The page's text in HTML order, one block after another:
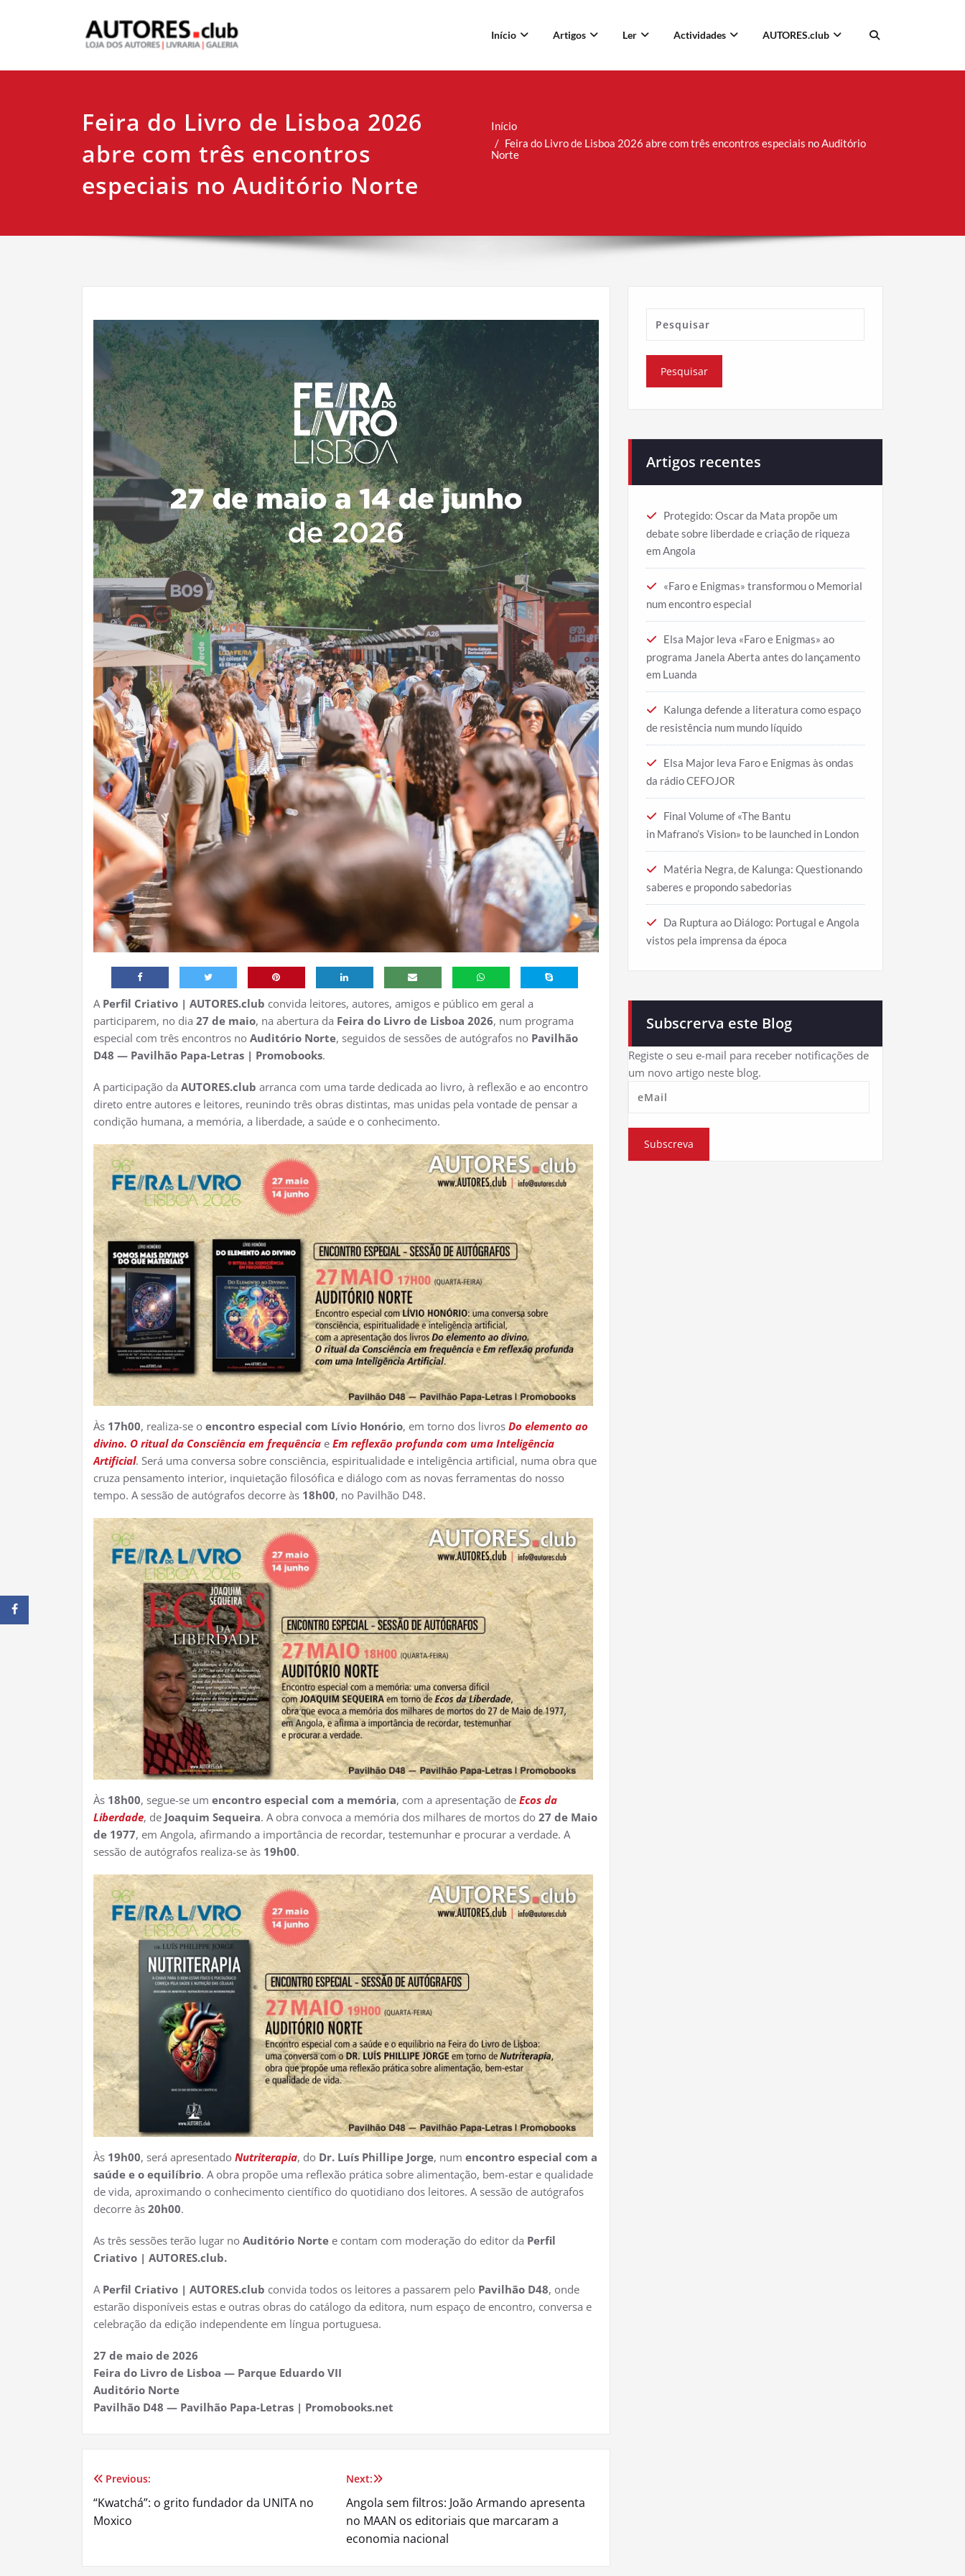
Início Artigos Ler Actividades AUTORES.club
Feira do Livro de Lisboa 2026
abre com três encontros
especiais no Auditório Norte
Início
Feira do Livro de Lisboa 2026 abre com três encontros especiais no Auditório
Norte
A Perfil Criativo | AUTORES.club convida leitores, autores, amigos e público em geral a
participarem, no dia 27 de maio, na abertura da Feira do Livro de Lisboa 2026, num programa
especial com três encontros no Auditório Norte, seguidos de sessões de autógrafos no Pavilhão
D48 — Pavilhão Papa-Letras | Promobooks.
A participação da AUTORES.club arranca com uma tarde dedicada ao livro, à reflexão e ao encontro
direto entre autores e leitores, reunindo três obras distintas, mas unidas pela vontade de pensar a
condição humana, a memória, a liberdade, a saúde e o conhecimento.
Às 17h00, realiza-se o encontro especial com Lívio Honório, em torno dos livros Do elemento ao
divino. O ritual da Consciência em frequência e Em reflexão profunda com uma Inteligência
Artificial. Será uma conversa sobre consciência, espiritualidade e inteligência artificial, numa obra que
cruza pensamento interior, inquietação filosófica e diálogo com as novas ferramentas do nosso
tempo. A sessão de autógrafos decorre às 18h00, no Pavilhão D48.
Às 18h00, segue-se um encontro especial com a memória, com a apresentação de Ecos da
Liberdade, de Joaquim Sequeira. A obra convoca a memória dos milhares de mortos do 27 de Maio
de 1977, em Angola, afirmando a importância de recordar, testemunhar e procurar a verdade. A
sessão de autógrafos realiza-se às 19h00.
Às 19h00, será apresentado Nutriterapia, do Dr. Luís Phillipe Jorge, num encontro especial com a
saúde e o equilíbrio. A obra propõe uma reflexão prática sobre alimentação, bem-estar e qualidade
de vida, aproximando o conhecimento científico do quotidiano dos leitores. A sessão de autógrafos
decorre às 20h00.
As três sessões terão lugar no Auditório Norte e contam com moderação do editor da Perfil
Criativo | AUTORES.club.
A Perfil Criativo | AUTORES.club convida todos os leitores a passarem pelo Pavilhão D48, onde
estarão disponíveis estas e outras obras do catálogo da editora, num espaço de encontro, conversa e
celebração da edição independente em língua portuguesa.
27 de maio de 2026
Feira do Livro de Lisboa — Parque Eduardo VII
Auditório Norte
Pavilhão D48 — Pavilhão Papa-Letras | Promobooks.net
Navegação
de
Previous:
“Kwatchá”: o grito fundador da UNITA no
Moxico
Next:
Angola sem filtros: João Armando apresenta
no MAAN os editoriais que marcaram a
economia nacional
Artigos recentes
Protegido: Oscar da Mata propõe um
debate sobre liberdade e criação de riqueza
em Angola
«Faro e Enigmas» transformou o Memorial
num encontro especial
Elsa Major leva «Faro e Enigmas» ao
programa Janela Aberta antes do lançamento
em Luanda
Kalunga defende a literatura como espaço
de resistência num mundo líquido
Elsa Major leva Faro e Enigmas às ondas
da rádio CEFOJOR
Final Volume of «The Bantu
in Mafrano’s Vision» to be launched in London
Matéria Negra, de Kalunga: Questionando
saberes e propondo sabedorias
Da Ruptura ao Diálogo: Portugal e Angola
vistos pela imprensa da época
Subscrerva este Blog
Registe o seu e-mail para receber notificações de
um novo artigo neste blog.
Subscreva